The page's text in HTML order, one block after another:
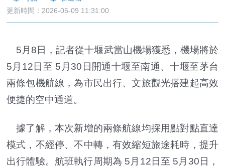
更新時間：2026-05-09 11:31:00
5月8日，記者從十堰武當山機場獲悉，機場將於
5月12日至 5月30日開通十堰至南通、十堰至茅台
兩條包機航線，為市民出行、文旅觀光搭建起高效
便捷的空中通道。
據了解，本次新增的兩條航線均採用點對點直達
模式，不經停、不中轉，有效縮短旅途耗時，提升
出行體驗。航班執行周期為 5月12日至 5月30日，